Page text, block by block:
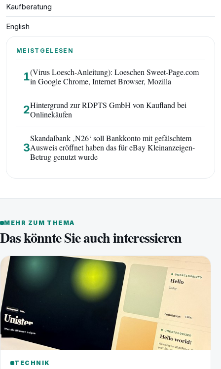
Kaufberatung
English
MEISTGELESEN
1(Virus Loesch-Anleitung): Loeschen Sweet-Page.com
in Google Chrome, Internet Browser, Mozilla
2Hintergrund zur RDPTS GmbH von Kaufland bei
Onlinekäufen
3
Skandalbank ‚N26‘ soll Bankkonto mit gefälschtem
Ausweis eröffnet haben das für eBay Kleinanzeigen-
Betrug genutzt wurde
MEHR ZUM THEMA
Das könnte Sie auch interessieren
TECHNIK